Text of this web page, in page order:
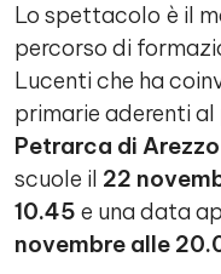
Lo spettacolo è il
percorso di
Lucenti che ha
primarie aderenti
Petrarca di Arezzo
scuole il 22
10.45 e una data
novembre alle